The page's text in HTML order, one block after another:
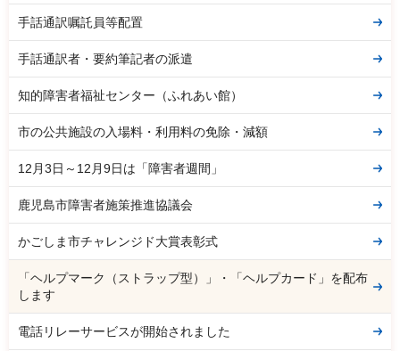
手話通訳嘱託員等配置
手話通訳者・要約筆記者の派遣
知的障害者福祉センター（ふれあい館）
市の公共施設の入場料・利用料の免除・減額
12月3日～12月9日は「障害者週間」
鹿児島市障害者施策推進協議会
かごしま市チャレンジド大賞表彰式
「ヘルプマーク（ストラップ型）」・「ヘルプカード」を配布
します
電話リレーサービスが開始されました